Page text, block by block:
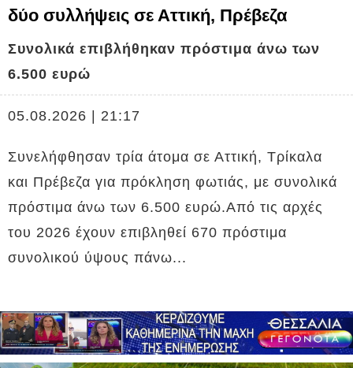
δύο συλλήψεις σε Αττική, Πρέβεζα
Συνολικά επιβλήθηκαν πρόστιμα άνω των
6.500 ευρώ
05.08.2026 | 21:17
Συνελήφθησαν τρία άτομα σε Αττική, Τρίκαλα
και Πρέβεζα για πρόκληση φωτιάς, με συνολικά
πρόστιμα άνω των 6.500 ευρώ.Από τις αρχές
του 2026 έχουν επιβληθεί 670 πρόστιμα
συνολικού ύψους πάνω...